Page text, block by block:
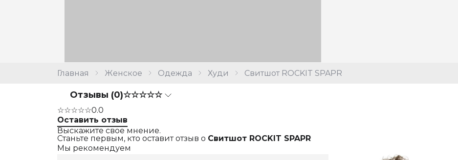
Главная Женское Одежда Худи Свитшот ROCKIT SPAPR
Отзывы (0)☆☆☆☆☆
☆☆☆☆☆0.0
Оставить отзыв
Выскажите свое мнение.
Станьте первым, кто оставит отзыв о Свитшот ROCKIT SPAPR
Мы рекомендуем